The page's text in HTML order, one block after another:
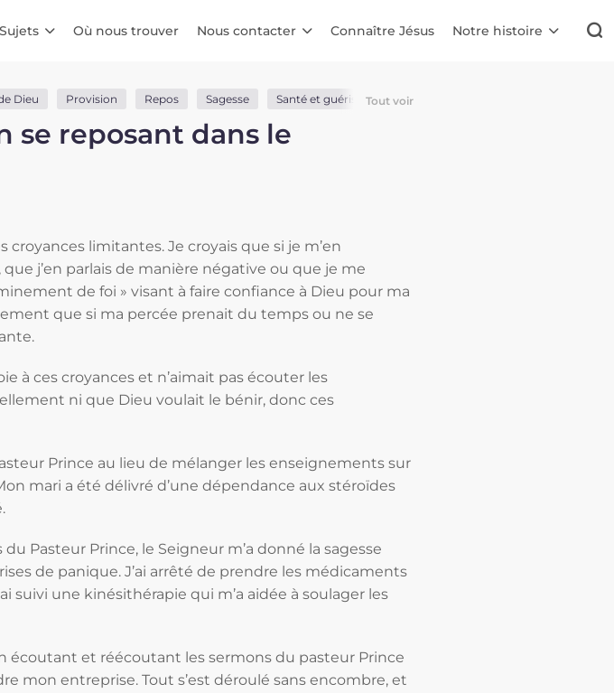
Sujets Où nous trouver Nous contacter Connaître Jésus Notre histoire
Dieu Provision Repos Sagesse Santé et guérison Stress et inquiétude
Tout voir
se reposant dans le
croyances limitantes. Je croyais que si je m’en
j’en parlais de manière négative ou que je me
de foi » visant à faire confiance à Dieu pour ma
que si ma percée prenait du temps ou ne se
à ces croyances et n’aimait pas écouter les
ni que Dieu voulait le bénir, donc ces
Prince au lieu de mélanger les enseignements sur
mari a été délivré d’une dépendance aux stéroïdes
Pasteur Prince, le Seigneur m’a donné la sagesse
de panique. J’ai arrêté de prendre les médicaments
suivi une kinésithérapie qui m’a aidée à soulager les
écoutant et réécoutant les sermons du pasteur Prince
mon entreprise. Tout s’est déroulé sans encombre, et